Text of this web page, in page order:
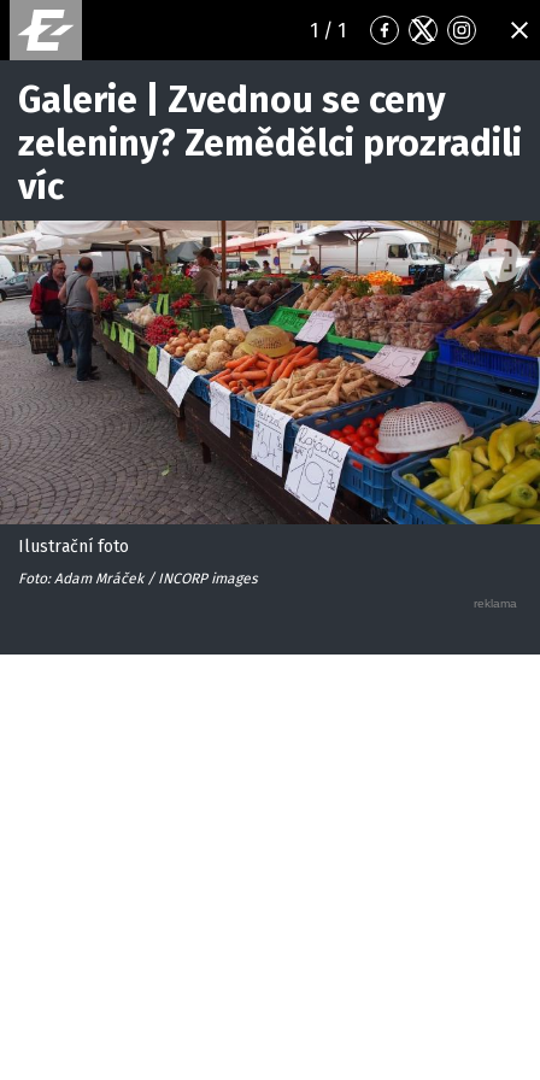
1 / 1
Přejít
na
Facebook
Přejít
na
Twitter
Přejít
na
Galerie | Zvednou se ceny
zeleniny? Zemědělci prozradili
víc
Ilustrační foto
Foto: Adam Mráček / INCORP images